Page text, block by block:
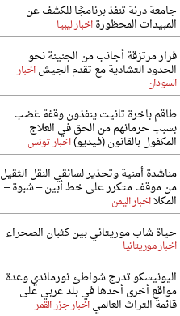
جامعة درنة تنفذ برنامجًا للكشف عن
المبيدات المحظورةاخبار ليبيا
فرار مرتزقة أجانب من الجنينة نحو
الحدود التشادية مع تقدم الجيشاخبار
السودان
طاقم باخرة تانيت ينفذون وقفة غضب
بسبب حرمانهم من الحق في العلاج
المكفول بالقانون (فيديو)اخبار تونس
مناشدة أمنية وتحذير لسائقي النقل الثقيل
من موقف متكرر على خط أبين – شبوة –
المكلااخبار اليمن
حياة شاب موريتاني بين كثبان الصحراء
اخبار موريتانيا
اليونيسكو تدرج شواطئ نورماندي وعدة
مواقع أخرى أحدها في بلد عربي على
قائمة التراث العالمياخبار جزر القمر